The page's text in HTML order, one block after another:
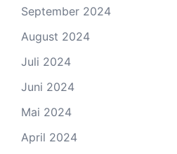
September 2024
August 2024
Juli 2024
Juni 2024
Mai 2024
April 2024